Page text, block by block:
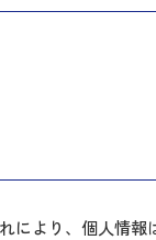
より、個人情報